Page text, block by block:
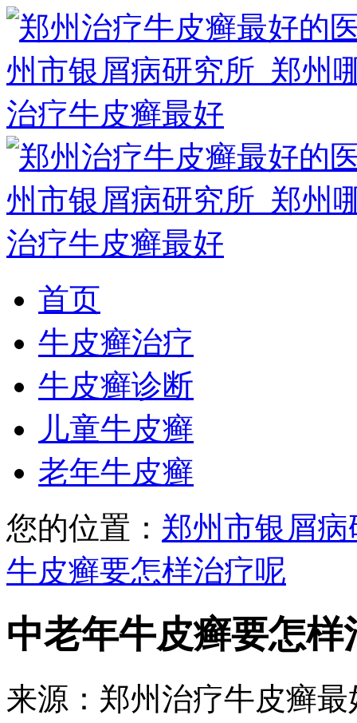
首页
牛皮癣治疗
牛皮癣诊断
儿童牛皮癣
老年牛皮癣
您的位置： 郑州市银屑病
牛皮癣要怎样治疗呢
中老年牛皮癣要怎样
来源：郑州治疗牛皮癣